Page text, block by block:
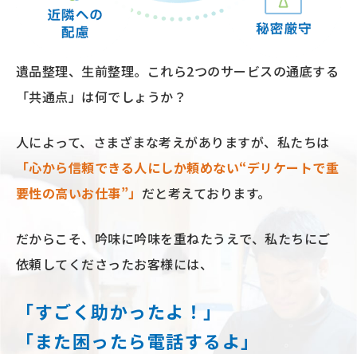
遺品整理、⽣前整理。 これら2つのサービスの通底する
「共通点」は何でしょうか？
⼈によって、さまざまな考えがありますが、私たちは
「⼼から信頼できる⼈にしか頼めない“デリケートで重
要性の⾼いお仕事”」 だと考えております。
だからこそ、吟味に吟味を重ねたうえで、私たちにご
依頼してくださったお客様には、
「すごく助かったよ！」
「また困ったら電話するよ」